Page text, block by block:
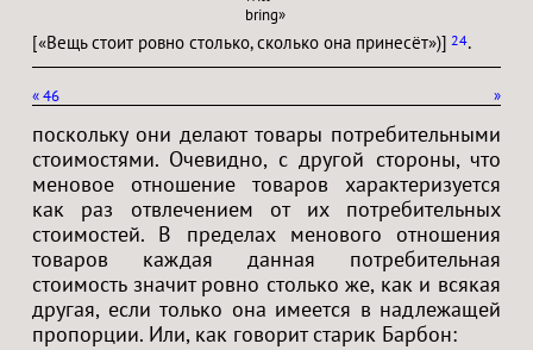
bring»
[«Вещь стоит ровно столько, сколько она принесёт»)] 24.
« »
46
поскольку они делают товары потребительными
стоимостями. Очевидно, с другой стороны, что
меновое отношение товаров характеризуется
как раз отвлечением от их потребительных
стоимостей. В пределах менового отношения
товаров каждая данная потребительная
стоимость значит ровно столько же, как и всякая
другая, если только она имеется в надлежащей
пропорции. Или, как говорит старик Барбон: